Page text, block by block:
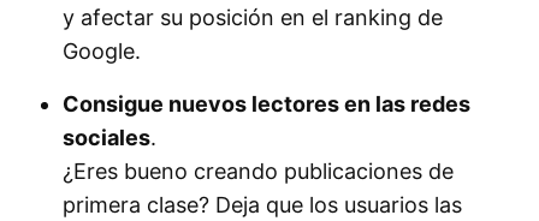
y afectar su posición en el ranking de
Google.
Consigue nuevos lectores en las redes
sociales.
¿Eres bueno creando publicaciones de
primera clase? Deja que los usuarios las